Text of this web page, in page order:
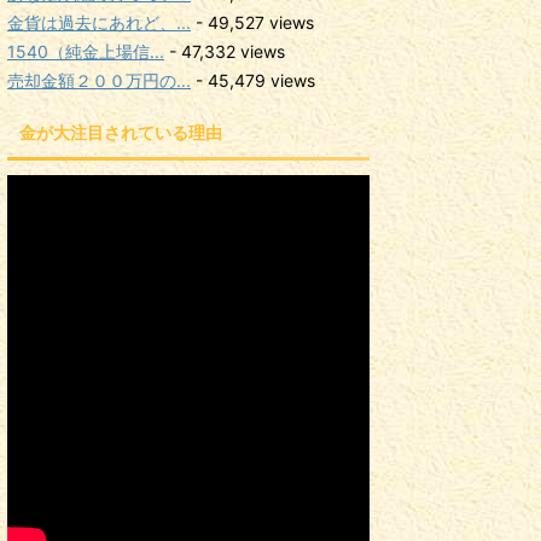
金貨は過去にあれど、... - 49,527 views
1540（純金上場信... - 47,332 views
売却金額２００万円の... - 45,479 views
金が大注目されている理由